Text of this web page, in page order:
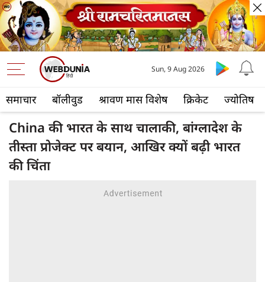
समाचार बॉलीवुड श्रावण मास विशेष क्रिकेट ज्योतिष
Sun, 9 Aug 2026
China की भारत के साथ चालाकी, बांग्लादेश के
तीस्ता प्रोजेक्ट पर बयान, आखिर क्यों बढ़ी भारत
की चिंता